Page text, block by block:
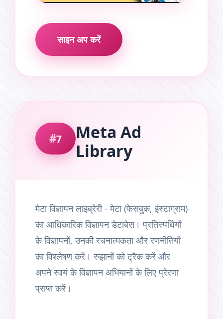
साइन अप करें
7
Meta Ad
Library
मेटा विज्ञापन लाइब्रेरी - मेटा (फेसबुक, इंस्टाग्राम)
का आधिकारिक विज्ञापन डेटाबेस। प्रतिस्पर्धियों
के विज्ञापनों, उनकी रचनात्मकता और रणनीतियों
का विश्लेषण करें। रुझानों को ट्रैक करें और
अपने स्वयं के विज्ञापन अभियानों के लिए प्रेरणा
प्राप्त करें।